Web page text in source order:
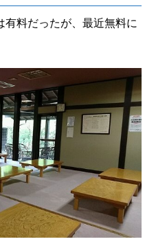
有料だったが、最近無料に